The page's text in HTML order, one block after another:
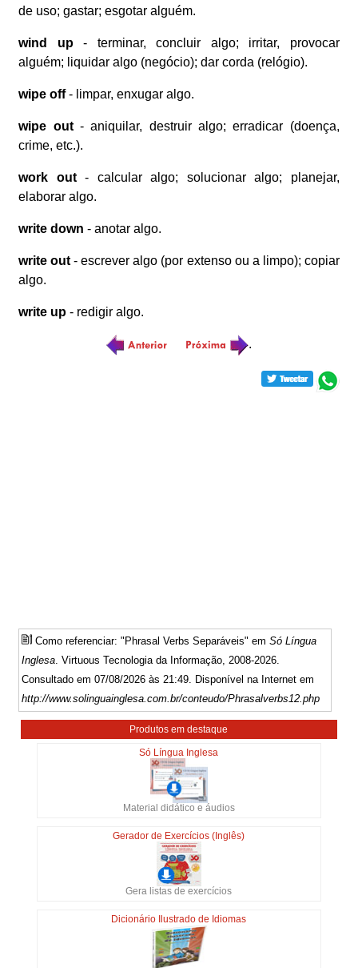
de uso; gastar; esgotar alguém.
wind up- terminar, concluir algo; irritar, provocar
alguém; liquidar algo (negócio); dar corda (relógio).
wipe off- limpar, enxugar algo.
wipe out- aniquilar, destruir algo; erradicar (doença,
crime, etc.).
work out- calcular algo; solucionar algo; planejar,
elaborar algo.
write down- anotar algo.
write out - escrever algo (por extenso ou a limpo); copiar
algo.
write up - redigir algo.
.
Como referenciar: "Phrasal Verbs Separáveis" emSó Língua
Inglesa. Virtuous Tecnologia da Informação, 2008-2026.
Consultado em 07/08/2026 às 21:49. Disponível na Internet em
http://www.solinguainglesa.com.br/conteudo/Phrasalverbs12.php
Produtos em destaque
Só Língua Inglesa
Material didático e áudios
Gerador de Exercícios (Inglês)
Gera listas de exercícios
Dicionário Ilustrado de Idiomas